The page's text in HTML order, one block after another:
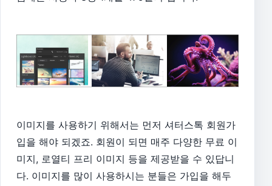
이미지를 사용하기 위해서는 먼저 셔터스톡 회원가
입을 해야 되겠죠. 회원이 되면 매주 다양한 무료 이
미지, 로열티 프리 이미지 등을 제공받을 수 있답니
다. 이미지를 많이 사용하시는 분들은 가입을 해두